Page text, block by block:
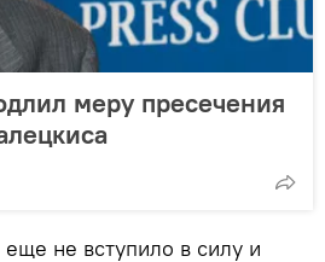
меру пресечения
не вступило в силу и